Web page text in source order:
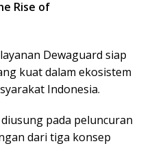
Rise of
Dewaguard siap
kuat dalam ekosistem
Indonesia.
pada peluncuran
dari tiga konsep